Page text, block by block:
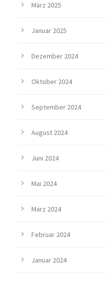
März 2025
Januar 2025
Dezember 2024
Oktober 2024
September 2024
August 2024
Juni 2024
Mai 2024
März 2024
Februar 2024
Januar 2024